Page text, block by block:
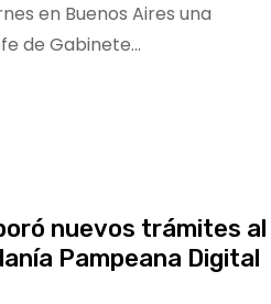
en Buenos Aires una
de Gabinete…
nuevos trámites al
Pampeana Digital